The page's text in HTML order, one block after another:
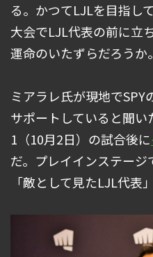
る。かつてLJLを目指し
大会でLJL代表の前に立
運命のいたずらだろうか。
ミアラレ氏が現地でSPY
サポートしていると聞
1（10月2日）の試合後に
だ。プレイインステージ
「敵として見たLJL代表